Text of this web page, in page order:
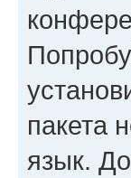
пакета
язык.